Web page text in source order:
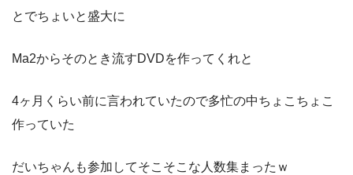
とでちょいと盛大に
Ma2からそのとき流すDVDを作ってくれと
4ヶ月くらい前に言われていたので多忙の中ちょこちょこ
作っていた
だいちゃんも参加してそこそこな人数集まったｗ